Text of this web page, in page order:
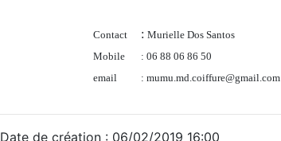
Contact : Murielle Dos Santos
Mobile
: 06 88 06 86 50
email
: mumu.md.coiffure@gmail.com
Date de création : 06/02/2019 16:00